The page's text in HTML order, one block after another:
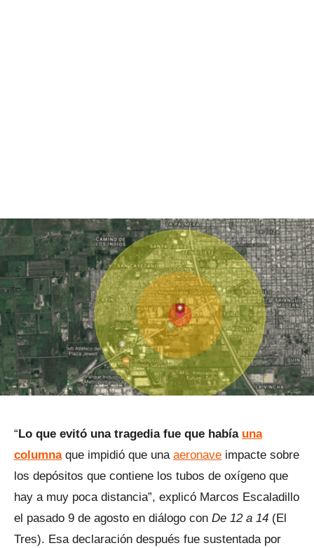
“Lo que evitó una tragedia fue que había una
columnaque impidió que una aeronave impacte sobre
los depósitos que contiene los tubos de oxígeno que
hay a muy poca distancia”, explicó Marcos Escaladillo
el pasado 9 de agosto en diálogo con De 12 a 14 (El
Tres). Esa declaración después fue sustentada por